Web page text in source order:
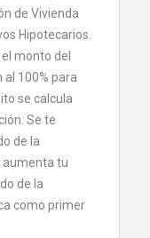
de Vivienda
Hipotecarios.
monto del
100% para
se calcula
Se te
de la
aumenta tu
de la
como primer